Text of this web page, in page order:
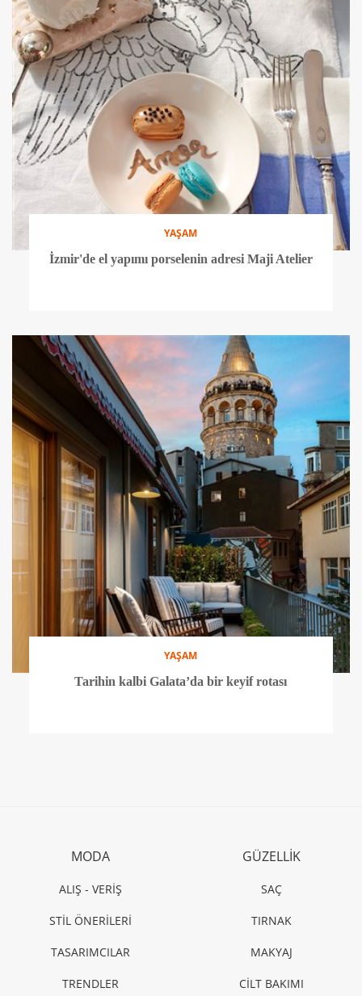
YAŞAM
İzmir'de el yapımı porselenin adresi Maji Atelier
YAŞAM
Tarihin kalbi Galata’da bir keyif rotası
MODA
ALIŞ - VERİŞ
STİL ÖNERİLERİ
TASARIMCILAR
TRENDLER
GÜZELLİK
SAÇ
TIRNAK
MAKYAJ
CİLT BAKIMI